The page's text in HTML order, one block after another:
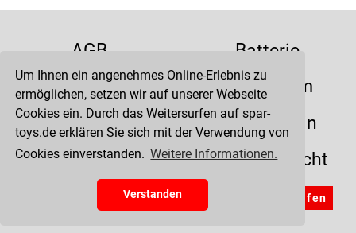
Um Ihnen ein angenehmes Online-Erlebnis zu
ermöglichen, setzen wir auf unserer Webseite
Cookies ein. Durch das Weitersurfen auf spar-
toys.de erklären Sie sich mit der Verwendung von
Cookies einverstanden. Weitere Informationen.
Verstanden
AGB
Batterie
Datenschutz
Impressum
Kontakt
Liefertermin
Versandkosten
Widerrufsrecht